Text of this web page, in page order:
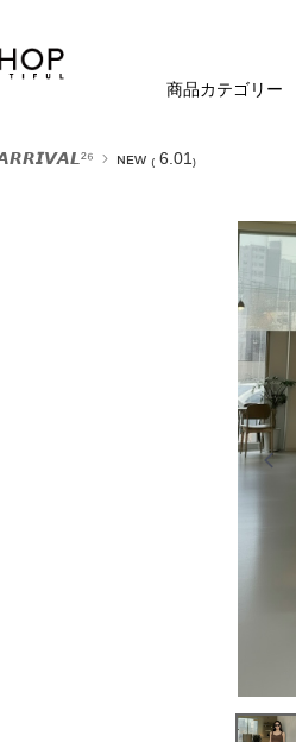
商品カテゴリー
ɴᴇᴡ ₍ 6.01₎